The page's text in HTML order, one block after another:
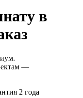
в
—
2 года